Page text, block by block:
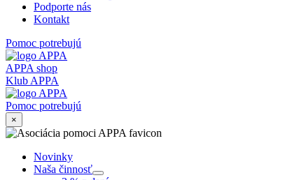
Podporte nás
Kontakt
Pomoc potrebujú
APPA shop
Klub APPA
Pomoc potrebujú
×
Novinky
Naša činnosť
Submenu